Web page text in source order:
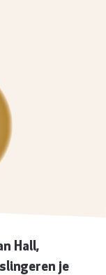
Hall,
je